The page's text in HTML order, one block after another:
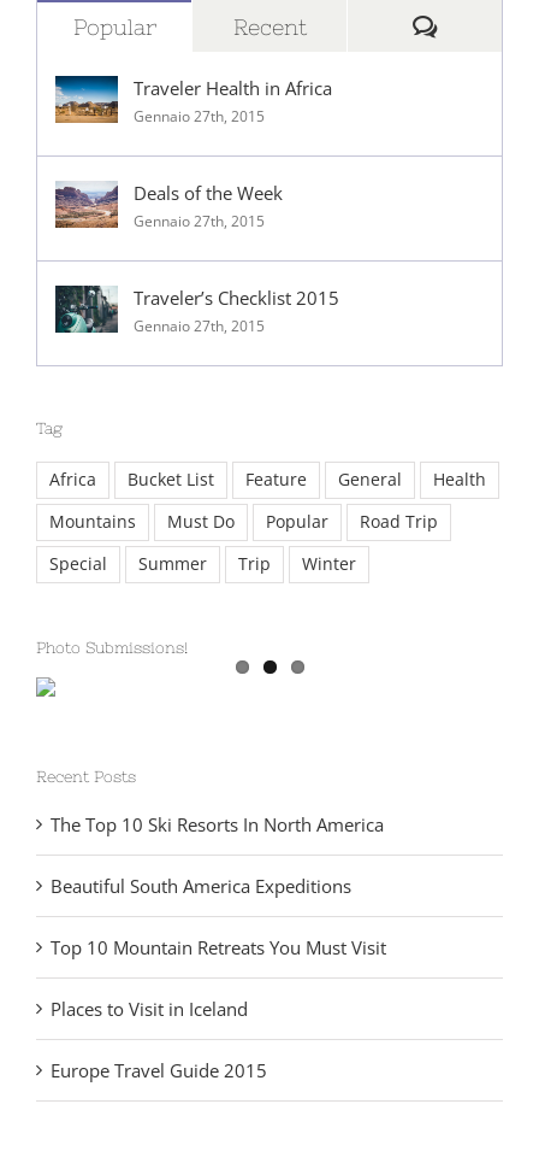
Popular Recent
Traveler Health in Africa
Gennaio 27th, 2015
Deals of the Week
Gennaio 27th, 2015
Traveler’s Checklist 2015
Gennaio 27th, 2015
Tag
Africa Bucket List Feature General
Health
Mountains
Must Do Popular
Road Trip
Special
Summer Trip Winter
Photo Submissions!
Recent Posts
The Top 10 Ski Resorts In North America
Beautiful South America Expeditions
Top 10 Mountain Retreats You Must Visit
Places to Visit in Iceland
Europe Travel Guide 2015